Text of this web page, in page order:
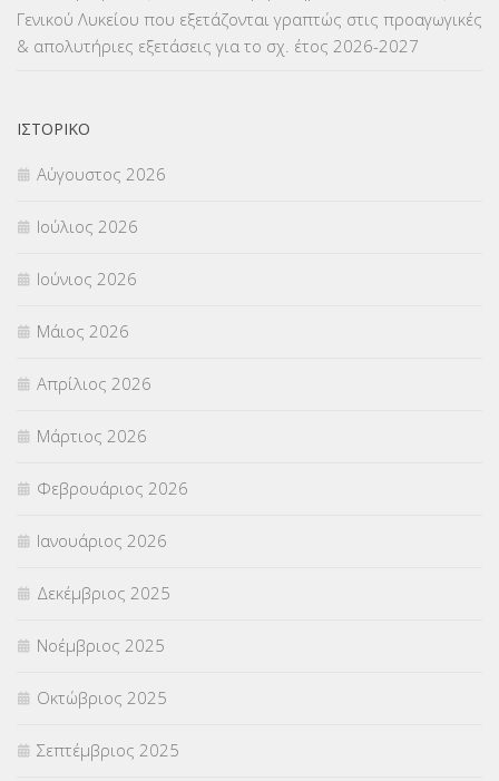
ΜΕΤΑΦΟΡΑ ΜΑΘΗΤΩΝ(3)
ΟΙΚΟΝΟΜΙΚΑ ΘΕΜΑΤΑ
Π.Ε.Κ. ΗΡΑΚΛΕΙΟΥ
ΠΑΝΕΛΛΑΔΙΚΕΣ ΕΞΕΤΑΣΕΙΣ
ΠΡΟΚΗΡΥΞΕΙΣ
ΣΕΜΙΝΑΡΙΑ – ΗΜΕΡΙΔΕΣ
ΣΕΠ(50)
ΣΤΕΛΕΧΗ (360)
ΣΥΜΒΟΥΛΕΥΤΙΚΟΣ ΣΤΑΘΜΟΣ ΝΕΩΝ
ΣΥΝΤΑΞΕΙΣ(12)
ΣΧΟΛΙΚΟΙ ΣΥΜΒΟΥΛΟΙ
ΥΠΕΡΑΡΙΘΜΟΙ(1)
ΥΠΟΤΡΟΦΙΕΣ(28)
ΦΥΣΙΚΗ ΑΓΩΓΗ(692)
Γενικού Λυκείου που εξετάζονται γραπτώς στις προαγωγικές
& απολυτήριες εξετάσεις για το σχ. έτος 2026-2027
ΙΣΤΟΡΙΚΌ
Αύγουστος 2026
Ιούλιος 2026
Ιούνιος 2026
Μάιος 2026
Απρίλιος 2026
Μάρτιος 2026
Φεβρουάριος 2026
Ιανουάριος 2026
Δεκέμβριος 2025
Νοέμβριος 2025
Οκτώβριος 2025
Σεπτέμβριος 2025